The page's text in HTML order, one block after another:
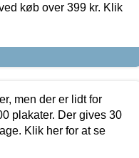
køb over 399 kr. Klik
men der er lidt for
plakater. Der gives 30
Klik her for at se